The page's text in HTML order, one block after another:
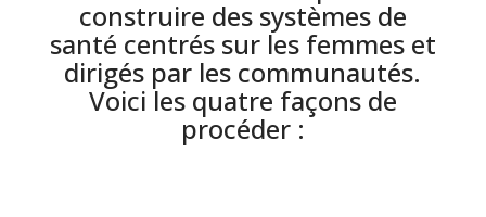
construire des systèmes de
santé centrés sur les femmes et
dirigés par les communautés.
Voici les quatre façons de
procéder :